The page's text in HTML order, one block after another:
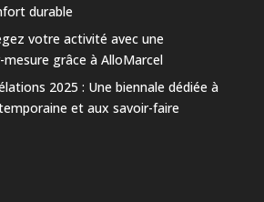
durable
votre activité avec une
mesure grâce à AlloMarcel
2025 : Une biennale dédiée à
et aux savoir-faire